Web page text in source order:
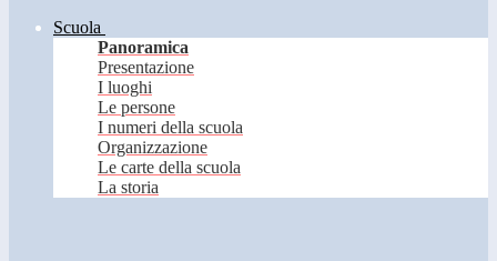
Scuola
Panoramica
Presentazione
I luoghi
Le persone
I numeri della scuola
Organizzazione
Le carte della scuola
La storia